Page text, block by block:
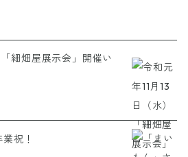
細畑屋展示会」開催い
祝！